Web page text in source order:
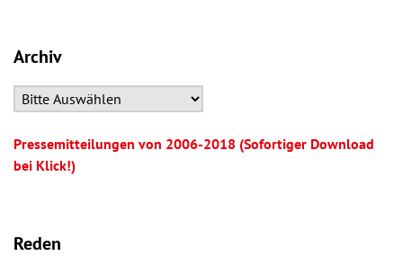
Archiv
Pressemitteilungen von 2006-2018 (Sofortiger Download
bei Klick!)
Reden